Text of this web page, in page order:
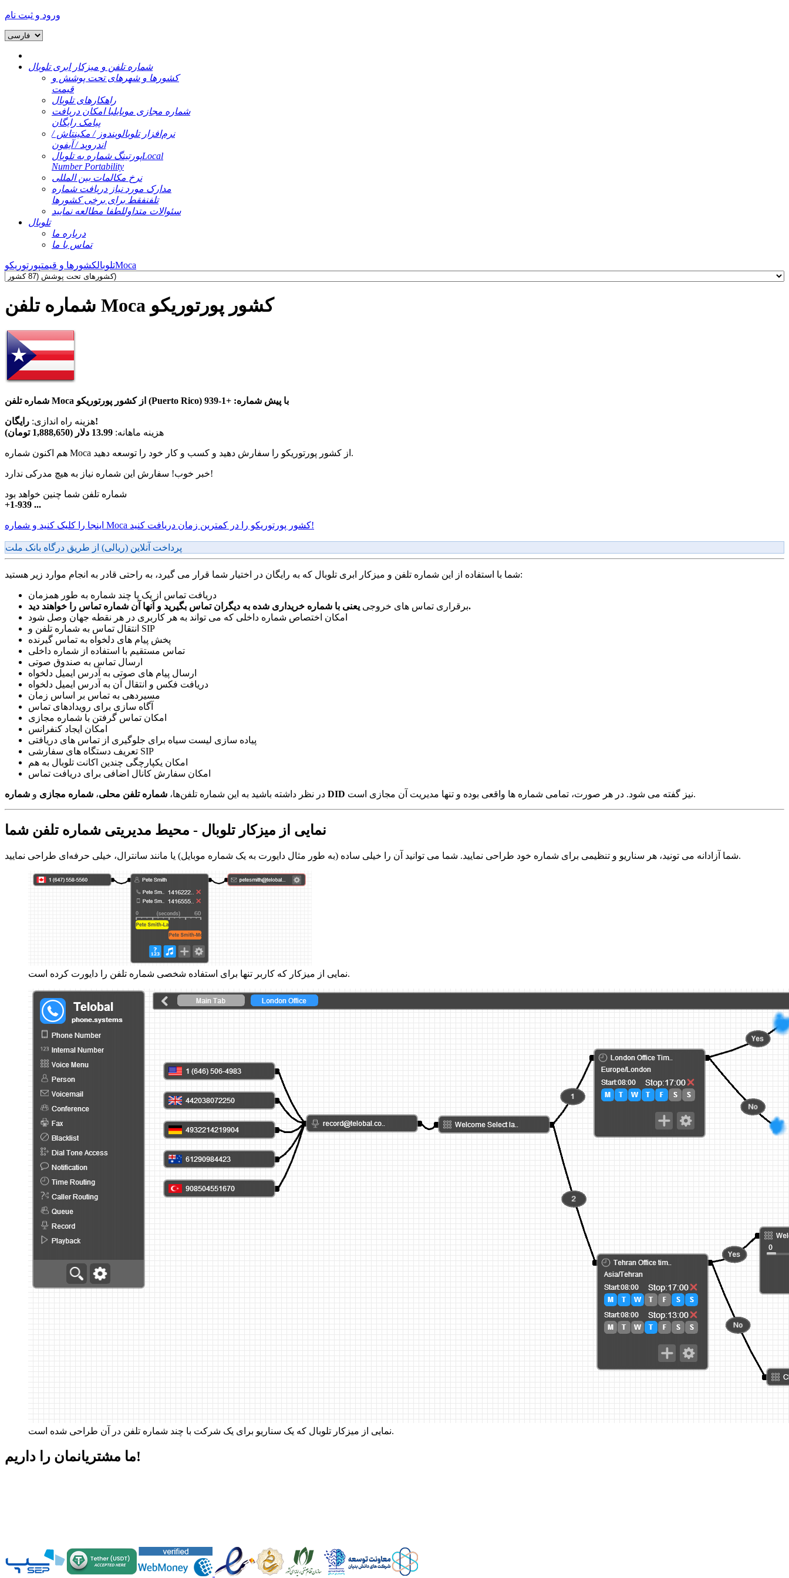
ورود و ثبت نام
شماره تلفن و میزکار ابری تلوبال
کشورها و شهرهای تحت پوشش و
قیمت
راهکارهای تلوبال
شماره مجازی موبایلبا امکان دریافت
پیامک رایگان
نرم‌افزار تلوبالویندوز / مکینتاش /
اندروید / آیفون
پورتینگ شماره به تلوبالLocal
Number Portability
نرخ مکالمات بین المللی
مدارک مورد نیاز دریافت شماره
تلفنفقط برای برخی کشورها
سئوالات متداوللطفا مطالعه نمایید
تلوبال
درباره ما
تماس با ما
تلوبالکشورها و قیمتپورتوریکو Moca
شماره تلفن Moca کشور پورتوریکو
شماره تلفن Moca از کشور پورتوریکو (Puerto Rico) با پیش شماره: +1-939
هزینه راه اندازی:رایگان!
هزینه ماهانه: 13.99 دلار (1,888,650 تومان)
هم اکنون شماره Moca از کشور پورتوریکو را سفارش دهید و کسب و کار خود را توسعه دهید.
خبر خوب! سفارش این شماره نیاز به هیچ مدرکی ندارد!
شماره تلفن شما چنین خواهد بود
+1-939 ...
اینجا را کلیک کنید و شماره Moca کشور پورتوریکو را در کمترین زمان دریافت کنید!
پرداخت آنلاین (ریالی) از طریق درگاه بانک ملت
شما با استفاده از این شماره تلفن و میزکار ابری تلوبال که به رایگان در اختیار شما قرار می گیرد، به راحتی قادر به انجام موارد زیر هستید:
دریافت تماس از یک یا چند شماره به طور همزمان
برقراری تماس های خروجییعنی با شماره خریداری شده به دیگران تماس بگیرید و آنها آن شماره تماس را خواهند دید.
امکان اختصاص شماره داخلی که می تواند به هر کاربری در هر نقطه جهان وصل شود
انتقال تماس به شماره تلفن و SIP
پخش پیام های دلخواه به تماس گیرنده
تماس مستقیم با استفاده از شماره داخلی
ارسال تماس به صندوق صوتی
ارسال پیام های صوتی به آدرس ایمیل دلخواه
دریافت فکس و انتقال آن به آدرس ایمیل دلخواه
مسیردهی به تماس بر اساس زمان
آگاه سازی برای رویدادهای تماس
امکان تماس گرفتن با شماره مجازی
امکان ایجاد کنفرانس
پیاده سازی لیست سیاه برای جلوگیری از تماس های دریافتی
تعریف دستگاه های سفارشی SIP
امکان یکپارچگی چندین اکانت تلوبال به هم
امکان سفارش کانال اضافی برای دریافت تماس
در نظر داشته باشید به این شماره تلفن‌ها، شماره تلفن محلی، شماره مجازی و شماره DID نیز گفته می شود. در هر صورت، تمامی شماره ها واقعی بوده و تنها مدیریت آن مجازی است.
نمایی از میزکار تلوبال - محیط مدیریتی شماره تلفن شما
شما آزادانه می تونید، هر سناریو و تنظیمی برای شماره خود طراحی نمایید. شما می توانید آن را خیلی ساده (به طور مثال دایورت به یک شماره موبایل) یا مانند سانترال، خیلی حرفه‌ای طراحی نمایید.
نمایی از میزکار که کاربر تنها برای استفاده شخصی شماره تلفن را دایورت کرده است.
نمایی از میزکار تلوبال که یک سناریو برای یک شرکت با چند شماره تلفن در آن طراحی شده است.
ما مشتریانمان راداریم!